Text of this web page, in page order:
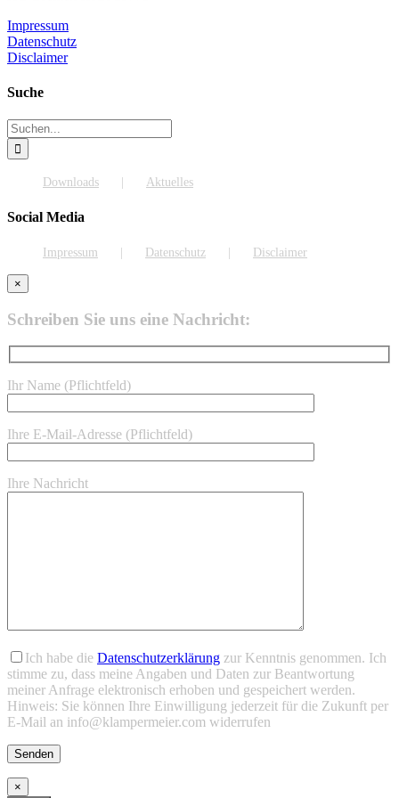
Impressum
Datenschutz
Disclaimer
Suche
Suche
nach:
Downloads Aktuelles
Social Media
Impressum Datenschutz Disclaimer
×
Schreiben Sie uns eine Nachricht:
Ihr Name (Pflichtfeld)
Ihre E-Mail-Adresse (Pflichtfeld)
Ihre Nachricht
Bitte lasse dieses Feld leer.
Bitte lasse dieses Feld leer.
Ich habe die Datenschutzerklärung zur Kenntnis genommen. Ich
stimme zu, dass meine Angaben und Daten zur Beantwortung
meiner Anfrage elektronisch erhoben und gespeichert werden.
Hinweis: Sie können Ihre Einwilligung jederzeit für die Zukunft per
E-Mail an info@klampermeier.com widerrufen
×